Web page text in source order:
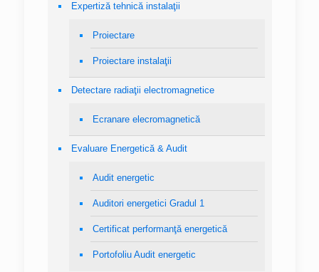
Expertiză tehnică instalaţii
Proiectare
Proiectare instalaţii
Detectare radiaţii electromagnetice
Ecranare elecromagnetică
Evaluare Energetică & Audit
Audit energetic
Auditori energetici Gradul 1
Certificat performanţă energetică
Portofoliu Audit energetic